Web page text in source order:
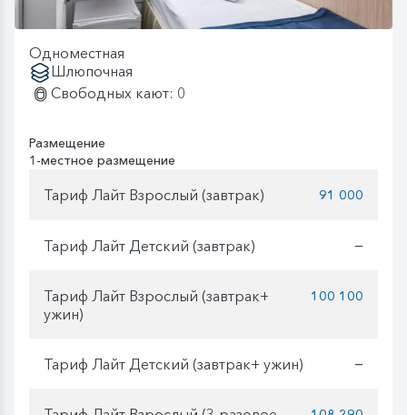
Одноместная
Шлюпочная
Свободных кают: 0
Размещение
1-местное размещение
Тариф Лайт Взрослый (завтрак) 91 000
Тариф Лайт Детский (завтрак) —
Тариф Лайт Взрослый (завтрак+
ужин)
100 100
Тариф Лайт Детский (завтрак+ ужин) —